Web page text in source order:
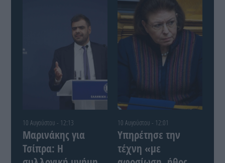
10 Αυγούστου - 12:13
Μαρινάκης για
Τσίπρα: Η
10 Αυγούστου - 12:01
Υπηρέτησε την
τέχνη «με